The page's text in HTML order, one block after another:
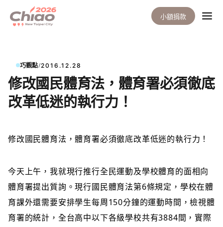
小額捐款
巧觀點/2016.12.28
修改國民體育法，體育署必須徹底
改革低迷的執行力！
修改國民體育法 ，體育署必須徹底改革低迷的執行力！
今天上午，我就現行推行全民運動及學校體育的面相向
體育署提出質詢。現行國民體育法第6條規定，學校在體
育課外還需要安排學生每周150分鐘的運動時間，檢視體
育署的統計，全台高中以下各級學校共有3884間，實際